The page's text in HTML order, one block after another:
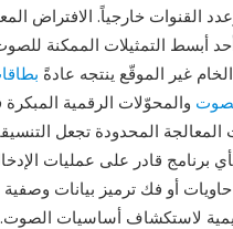
سابق للحاويات الصوتية المنظمة مثل WAV وAIFF. كان PCM الخام غير الموقّع ينتجه عادةً
والمحوّلات الرقمية المبكرة
المعالجة المحدودة تجعل
حاويات أو فك ترميز بيانات
لاستكشاف أساسيات الصوت.